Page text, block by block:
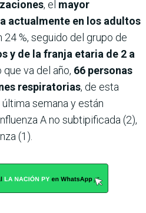
, el mayor
actualmente en los adultos
24 %, seguido del grupo de
y de la franja etaria de 2 a
que va del año, 66 personas
respiratorias, de esta
semana y están
A no subtipificada (2),
(1).